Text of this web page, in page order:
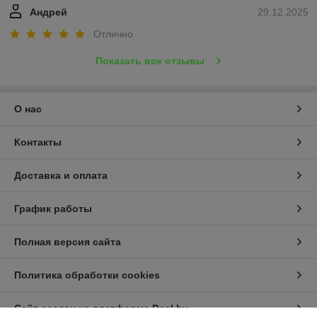
29.12.2025
Андрей
Отлично
Показать все отзывы
О нас
Контакты
Доставка и оплата
График работы
Полная версия сайта
Политика обработки cookies
Сайт создан на платформе Deal.by